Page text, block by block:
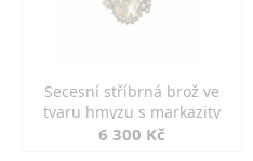
Secesní stříbrná brož ve
tvaru hmyzu s markazity
6 300 Kč